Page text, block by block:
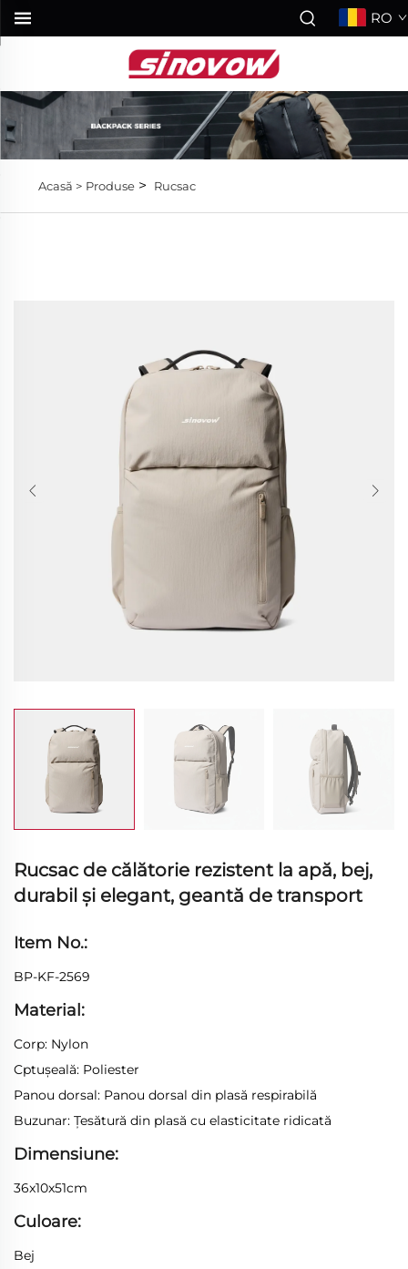
RO
Acasă > Produse> Rucsac
Rucsac de călătorie rezistent la apă, bej,
durabil și elegant, geantă de transport
Item No.:
BP-KF-2569
Material:
Corp: Nylon
Cptușeală: Poliester
Panou dorsal: Panou dorsal din plasă respirabilă
Buzunar: Ţesătură din plasă cu elasticitate ridicată
Dimensiune:
36x10x51cm
Culoare:
Bej